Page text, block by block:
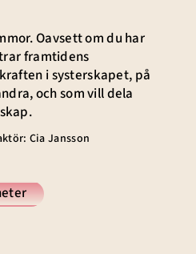
Oavsett om du har
framtidens
i systerskapet, på
och som vill dela
Cia Jansson